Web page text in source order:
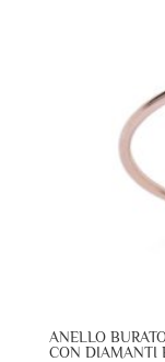
ANELLO
CON DIAMANTI